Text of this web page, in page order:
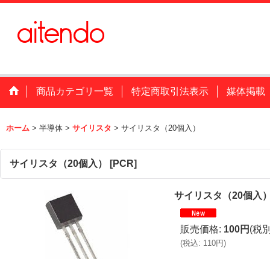
商品カテゴリ一覧 特定商取引法表示 媒体掲載
ホーム > 半導体 > サイリスタ > サイリスタ（20個入）
サイリスタ（20個入） [PCR]
サイリスタ（20個入
販売価格: 100円 (税
(税込: 110円)